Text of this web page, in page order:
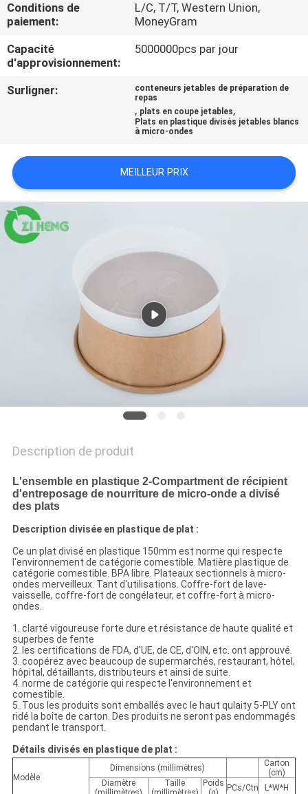
NOUS
NOUVELLES
CITATION
PLAN
DU
SITE
POLITIQUE
CONFIDENTIALITÉ
Conditions de
paiement:
L/C, T/T, Western Union,
MoneyGram
Capacité
d'approvisionnement:
5000000pcs par jour
Surligner:
conteneurs jetables de préparation de
repas
, plats en coupe jetables,
Plats en plastique divisés jetables blancs
à micro-ondes
MEILLEUR PRIX
Description de produit
L'ensemble en plastique 2-Compartment de récipient
d'entreposage de nourriture de micro-onde a divisé
des plats
Description divisée en plastique de plat :
Ce un plat divisé en plastique 150mm est norme qui respecte
l'environnement de catégorie comestible. Matière plastique de
catégorie comestible. BPA libre. Plateaux sectionnels à micro-
ondes merveilleux. Tant d'utilisations. Coffre-fort de lave-
vaisselle, coffre-fort de congélateur, et coffre-fort à micro-
ondes.
1. clarté vigoureuse forte dure et résistance de haute qualité et
superbes de fente
2. les certifications de FDA, d'UE, de CE, d'OIN, etc. ont approuvé.
3. coopérez avec beaucoup de supermarchés, restaurant, hôtel,
hôpital, détaillants, distributeurs et ainsi de suite.
4. norme de catégorie qui respecte l'environnement et
comestible.
5. Tous les produits sont emballés avec le haut qulaity 5-PLY ont
ridé la boîte de carton. Des produits ne seront pas endommagés
pendant le transport.
Détails divisés en plastique de plat :
Modèle
Dimensions (millimètres)
Carton
(cm)
Diamètre
Taille
Poids PCs/Ctn L*W*H